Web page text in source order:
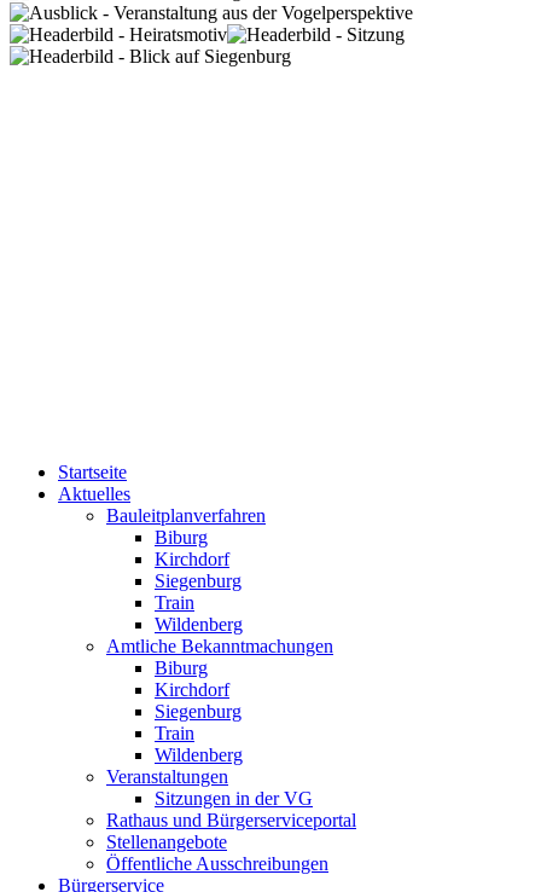
Startseite
Aktuelles
Bauleitplanverfahren
Biburg
Kirchdorf
Siegenburg
Train
Wildenberg
Amtliche Bekanntmachungen
Biburg
Kirchdorf
Siegenburg
Train
Wildenberg
Veranstaltungen
Sitzungen in der VG
Rathaus und Bürgerserviceportal
Stellenangebote
Öffentliche Ausschreibungen
Bürgerservice